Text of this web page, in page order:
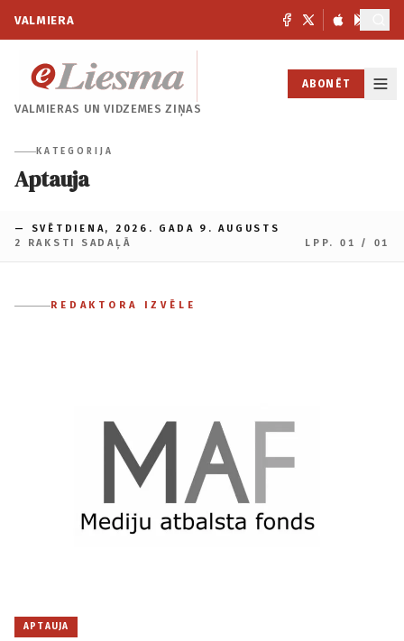
VALMIERA
VALMIERAS UNVIDZEMES ZIŅAS
ABONĒT
KATEGORIJA
Aptauja
— SVĒTDIENA, 2026. GADA 9. AUGUSTS
2 RAKSTI SADAĻĀ
LPP. 01 / 01
REDAKTORA IZVĒLE
APTAUJA